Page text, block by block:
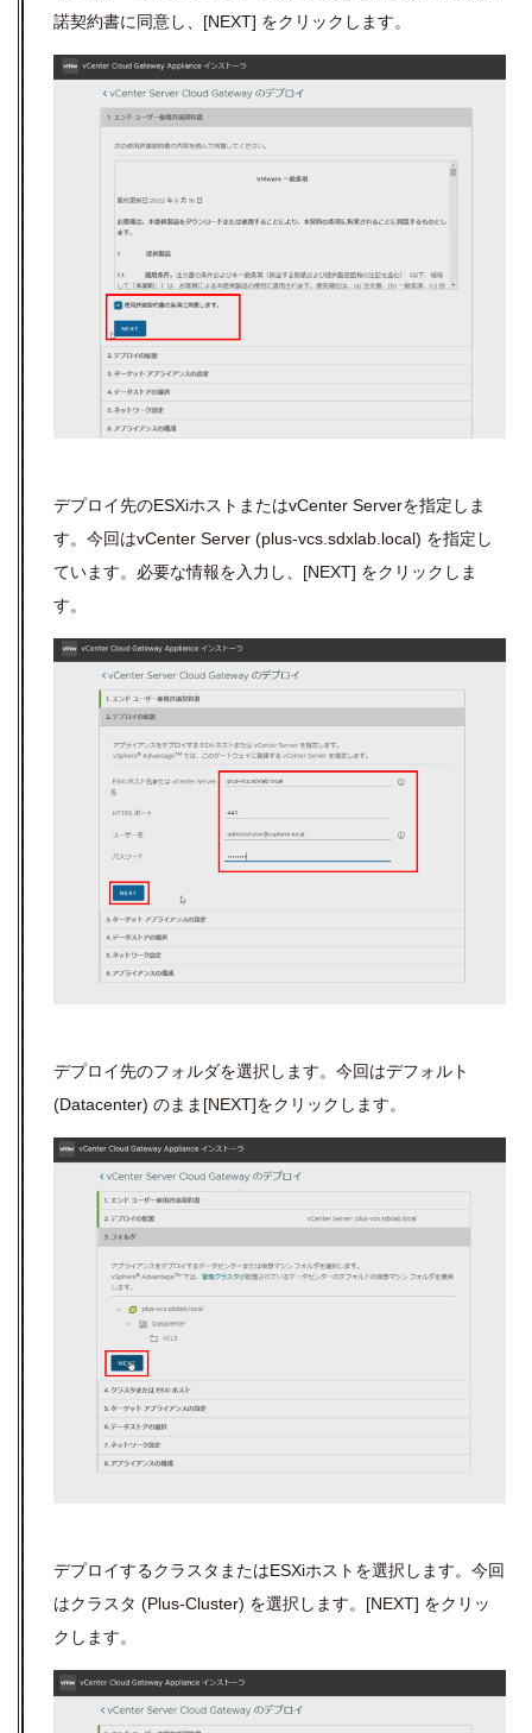
諾契約書に同意し、 [NEXT] をクリックします。
デプロイ先のESXiホストまたはvCenter Serverを指定しま
す。今回はvCenter Server (plus-vcs.sdxlab.local) を指定し
ています。必要な情報を入力し、 [NEXT] をクリックしま
す。
デプロイ先のフォルダを選択します。今回はデフォルト
(Datacenter) のまま [NEXT]をクリックします。
デプロイするクラスタまたはESXiホストを選択します。今回
はクラスタ (Plus-Cluster) を選択します。 [NEXT] をクリッ
クします。